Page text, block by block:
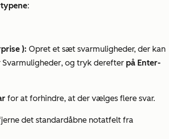
:
): Opret et sæt svarmuligheder, der kan
Svarmuligheder, og tryk derefter på Enter-
for at forhindre, at der vælges flere svar.
det standardåbne notatfelt fra